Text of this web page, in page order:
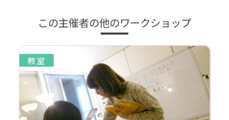
この主催者の他のワークショップ
教室